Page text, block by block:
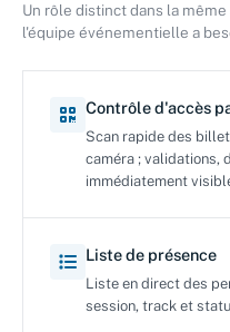
Un rôle distinct dans la
l'équipe événementielle a
Contrôle d'accès
Scan rapide des
caméra ; validations,
immédiatement
Liste de présence
Liste en direct des
session, track et